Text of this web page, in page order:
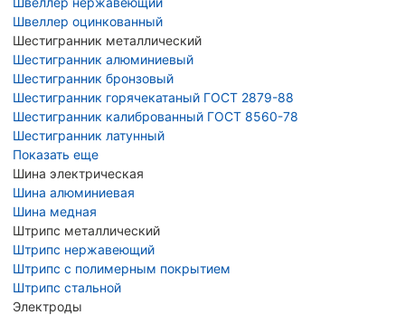
Швеллер оцинкованный
Шестигранник металлический
Шестигранник алюминиевый
Шестигранник бронзовый
Шестигранник горячекатаный ГОСТ 2879-88
Шестигранник калиброванный ГОСТ 8560-78
Шестигранник латунный
Показать еще
Шина электрическая
Шина алюминиевая
Шина медная
Штрипс металлический
Штрипс нержавеющий
Штрипс с полимерным покрытием
Штрипс стальной
Электроды